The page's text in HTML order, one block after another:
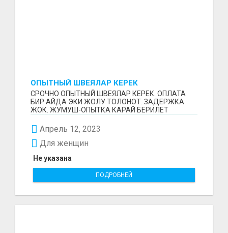
ОПЫТНЫЙ ШВЕЯЛАР КЕРЕК
СРОЧНО ОПЫТНЫЙ ШВЕЯЛАР КЕРЕК. ОПЛАТА
БИР АЙДА ЭКИ ЖОЛУ ТОЛОНОТ. ЗАДЕРЖКА
ЖОК. ЖУМУШ-ОПЫТКА КАРАЙ БЕРИЛЕТ
(ОПЕРАЦИОНКА). ЮБКА, ПЛАТЬЕ,ПИДЖАК ...
Апрель 12, 2023
Не указана
Для женщин
ПОДРОБНЕЙ